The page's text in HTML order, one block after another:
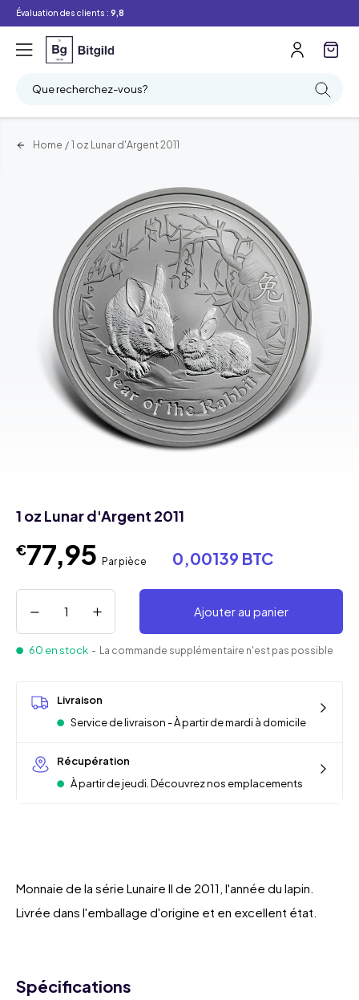
Évaluation des clients : 9,8
Que recherchez-vous?
Home / 1 oz Lunar d'Argent 2011
1 oz Lunar d'Argent 2011
€77,95 Par pièce 0,00139 BTC
Ajouter au panier
60 en stock - La commande supplémentaire n'est pas possible
Livraison
Service de livraison - À partir de mardi à domicile
Récupération
À partir de jeudi. Découvrez nos emplacements
Monnaie de la série Lunaire II de 2011, l'année du lapin.
Livrée dans l'emballage d'origine et en excellent état.
Spécifications